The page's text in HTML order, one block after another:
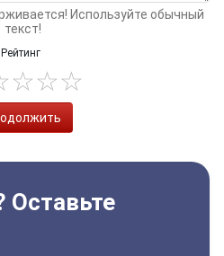
Используйте обычный
текст!
Рейтинг
Оставьте